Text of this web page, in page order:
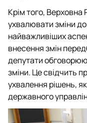
Крім того,
ухвалювати зміни
найважливіших
внесення змін
депутати
зміни. Це свідчить
ухвалення рішень,
державного